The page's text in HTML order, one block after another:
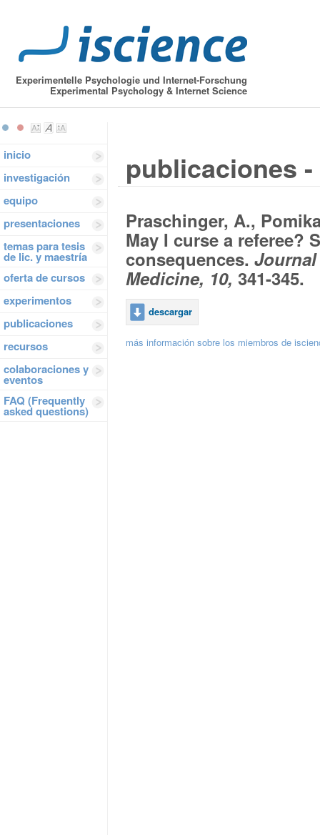
Experimentelle Psychologie und Internet-Forschung
Experimental Psychology & Internet Science
inicio
investigación
equipo
presentaciones
temas para tesis
de lic. y maestría
oferta de cursos
experimentos
publicaciones
recursos
colaboraciones y
eventos
FAQ (Frequently
asked questions)
publicaciones
Praschinger, A.,
May I curse a referee?
consequences.
Medicine, 10, 341-345.
descargar
más información sobre los miembros de